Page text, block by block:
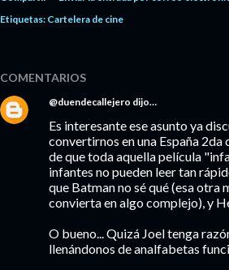
Etiquetas: Cartelera de cine
COMENTARIOS
@duendecallejero dijo…
Es interesante ese asunto ya
convertirnos en una España
de que toda aquella película
infantes no pueden leer tan
que Batman no sé qué (esa otra
convierta en algo complejo), y
O bueno... Quizá Joel tenga
llenándonos de analfabetas